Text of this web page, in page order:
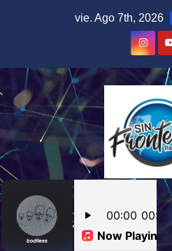
vie. Ago 7th, 2026